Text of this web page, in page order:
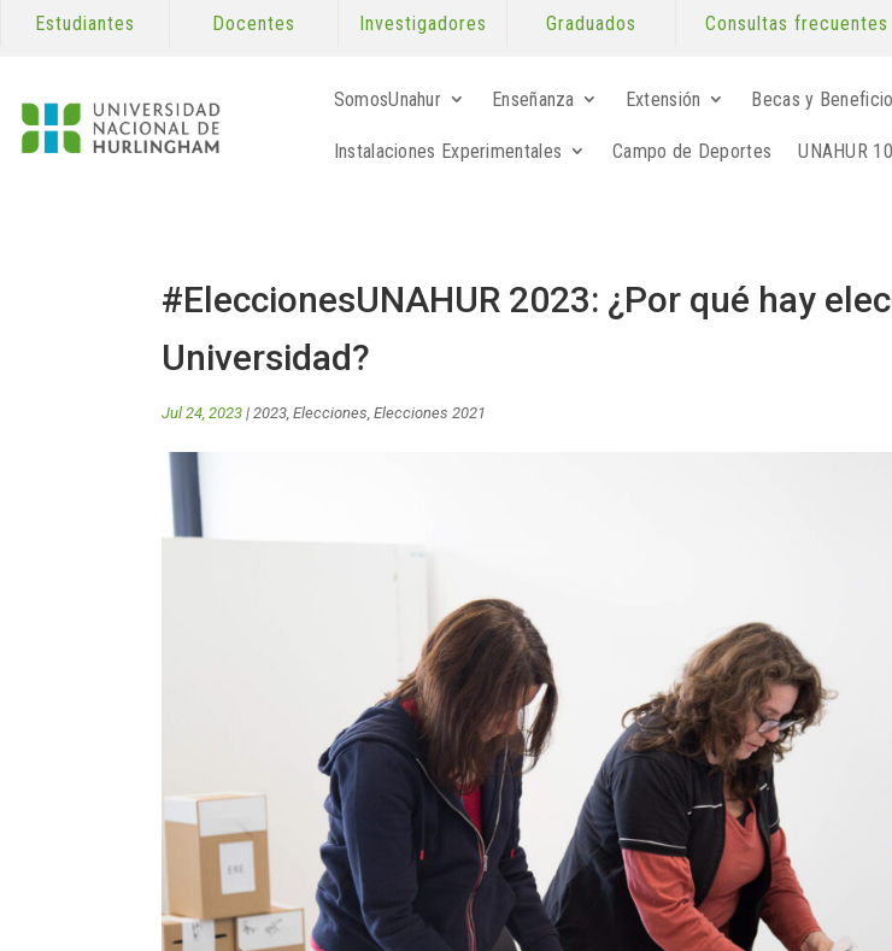
Estudiantes Docentes Investigadores Graduados Consultas frecuentes
SomosUnahur Enseñanza Extensión Becas y
Instalaciones Experimentales Campo de Deportes UNAHUR
#EleccionesUNAHUR 2023: ¿Por qué hay
Universidad?
Jul 24, 2023 |2023,Elecciones,Elecciones 2021